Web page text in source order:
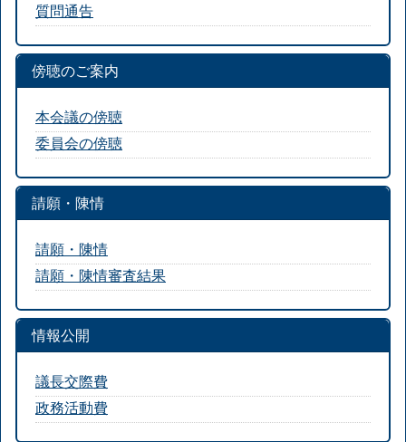
質問通告
傍聴のご案内
本会議の傍聴
委員会の傍聴
請願・陳情
請願・陳情
請願・陳情審査結果
情報公開
議長交際費
政務活動費